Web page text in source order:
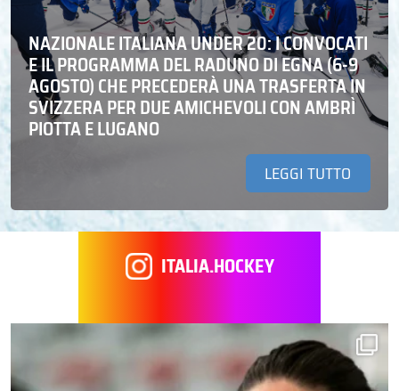
NAZIONALE ITALIANA UNDER 20: I CONVOCATI
E IL PROGRAMMA DEL RADUNO DI EGNA (6-9
AGOSTO) CHE PRECEDERÀ UNA TRASFERTA IN
SVIZZERA PER DUE AMICHEVOLI CON AMBRÌ
PIOTTA E LUGANO
LEGGI TUTTO
ITALIA.HOCKEY